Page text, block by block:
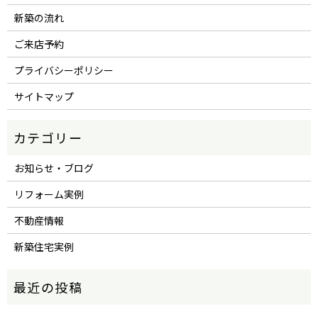
新築の流れ
ご来店予約
プライバシーポリシー
サイトマップ
お知らせ・ブログ
リフォーム実例
不動産情報
新築住宅実例